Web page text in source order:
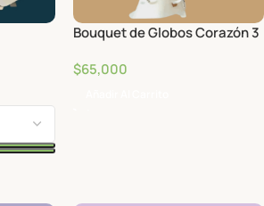
Bouquet de Globos Corazón 3
$65,000